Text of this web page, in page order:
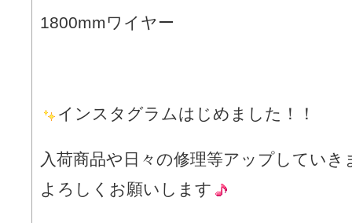
1800mmワイヤー
インスタグラムはじめました！！
入荷商品や日々の修理等アップしてい
よろしくお願いします